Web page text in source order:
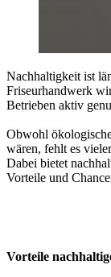
Nachhaltigkeit ist
Friseurhandwerk
Betrieben aktiv
Obwohl
wären, fehlt es
Dabei bietet
Vorteile und
Vorteile